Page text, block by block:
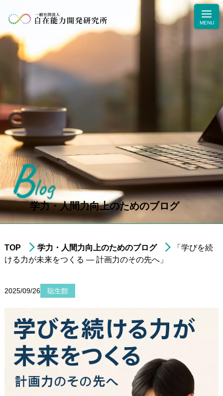
Blog
学力・人間力向上のためのブログ
ニュース
学力・人間力向上のためのブログ
生徒・保護者の声
お問合せ・お申込み
進学実績
非受験の小学生への
小学3年生以上の 中学受験指導
中学1～2年生の学習指導
中学3年生の高校受験指導
高校生の学習指導& 大学受験対策
TOP 学力・人間力向上のためのブログ
「学びを続
ける力が未来をつくる — 計画力のその先へ」
2025/09/26 聡生館